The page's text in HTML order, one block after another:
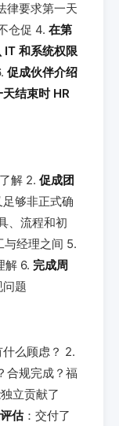
律要求第一天
仓促 4. 在第
IT 和系统权限
促成伙伴介绍
天结束时 HR
解 2. 促成团
够非正式确
、流程和初
经理之间 5.
解 6. 完成周
题
什么顾虑？ 2.
合规完成？福
独立贡献了
估：交付了